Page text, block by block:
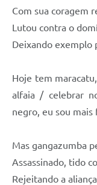
Com sua coragem
Lutou contra o
Deixando exemplo
Hoje tem
alfaia / celebrar
negro, eu sou mais
Mas gangazumba
Assassinado, tido
Rejeitando a aliança